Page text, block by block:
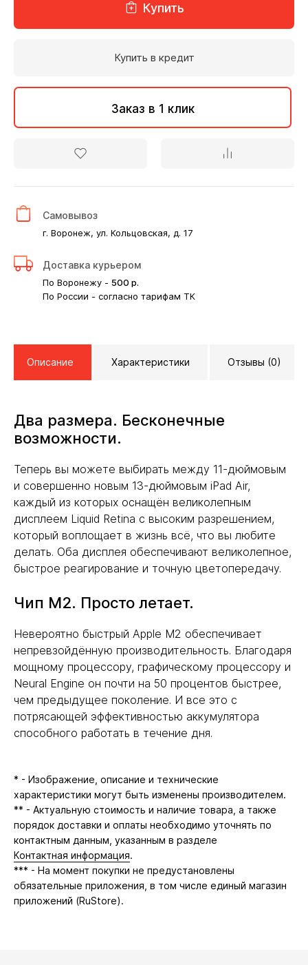
Купить
Купить в кредит
Заказ в 1 клик
Самовывоз
г. Воронеж, ул. Кольцовская, д. 17
Доставка курьером
По Воронежу - 500 р.
По России - согласно тарифам ТК
Описание Характеристики Отзывы (0)
Два размера. Бесконечные
возможности.
Теперь вы можете выбирать между 11-дюймовым
и совершенно новым 13-дюймовым iPad Air,
каждый из которых оснащён великолепным
дисплеем Liquid Retina с высоким разрешением,
который воплощает в жизнь всё, что вы любите
делать. Оба дисплея обеспечивают великолепное,
быстрое реагирование и точную цветопередачу.
Чип M2. Просто летает.
Невероятно быстрый Apple M2 обеспечивает
непревзойдённую производительность. Благодаря
мощному процессору, графическому процессору и
Neural Engine он почти на 50 процентов быстрее,
чем предыдущее поколение. И все это с
потрясающей эффективностью аккумулятора
способного работать в течение дня.
* - Изображение, описание и технические
характеристики могут быть изменены производителем.
** - Актуальную стоимость и наличие товара, а также
порядок доставки и оплаты необходимо уточнять по
контактным данным, указанным в разделе
Контактная информация.
*** - На момент покупки не предустановлены
обязательные приложения, в том числе единый магазин
приложений (RuStore).